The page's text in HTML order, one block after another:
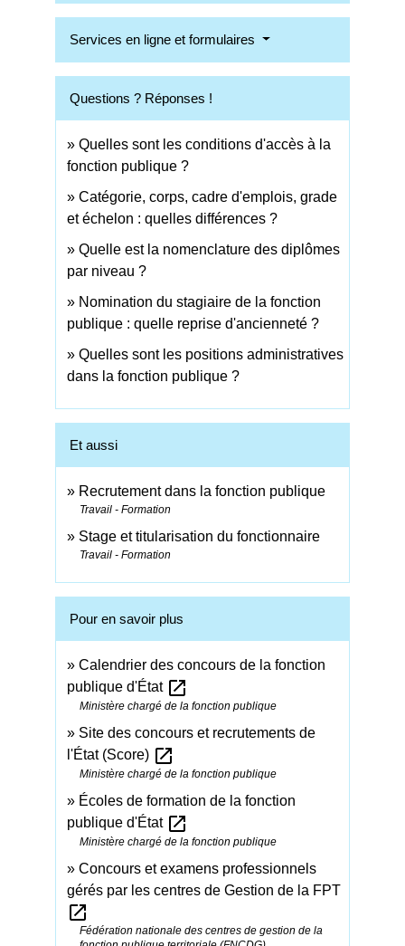
Services en ligne et formulaires
Questions ? Réponses !
Quelles sont les conditions d'accès à la
fonction publique ?
Catégorie, corps, cadre d'emplois, grade
et échelon : quelles différences ?
Quelle est la nomenclature des diplômes
par niveau ?
Nomination du stagiaire de la fonction
publique : quelle reprise d'ancienneté ?
Quelles sont les positions administratives
dans la fonction publique ?
Et aussi
Recrutement dans la fonction publique
Travail - Formation
Stage et titularisation du fonctionnaire
Travail - Formation
Pour en savoir plus
Calendrier des concours de la fonction
publique d'État open_in_new
Ministère chargé de la fonction publique
Site des concours et recrutements de
l'État (Score) open_in_new
Ministère chargé de la fonction publique
Écoles de formation de la fonction
publique d'État open_in_new
Ministère chargé de la fonction publique
Concours et examens professionnels
gérés par les centres de Gestion de la FPT
open_in_new
Fédération nationale des centres de gestion de la